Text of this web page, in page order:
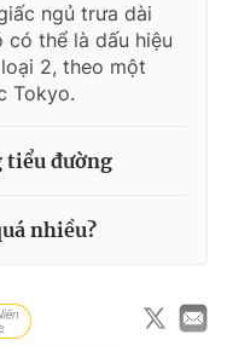
ngủ trưa dài
có thể là dấu hiệu
2, theo một
Tokyo.
tiểu đường
nhiều?